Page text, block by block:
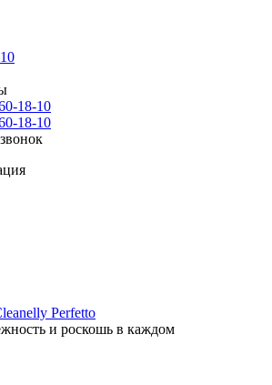
18-10
18-10
Perfetto
и роскошь в каждом